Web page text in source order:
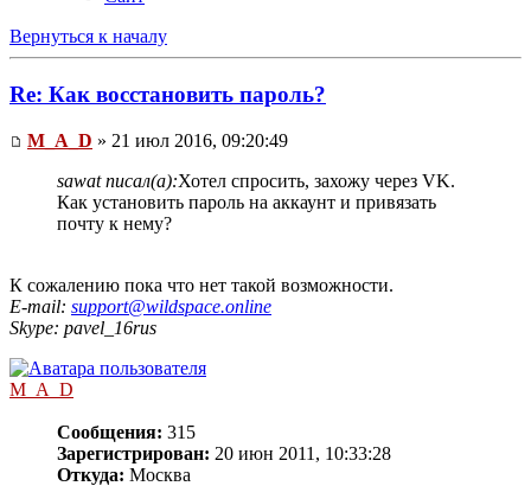
Вернуться к началу
Re: Как восстановить пароль?
M_A_D » 21 июл 2016, 09:20:49
sawat писал(а):Хотел спросить, захожу через VK.
Как установить пароль на аккаунт и привязать
почту к нему?
К сожалению пока что нет такой возможности.
E-mail: support@wildspace.online
Skype: pavel_16rus
M_A_D
Сообщения: 315
Зарегистрирован: 20 июн 2011, 10:33:28
Откуда: Москва